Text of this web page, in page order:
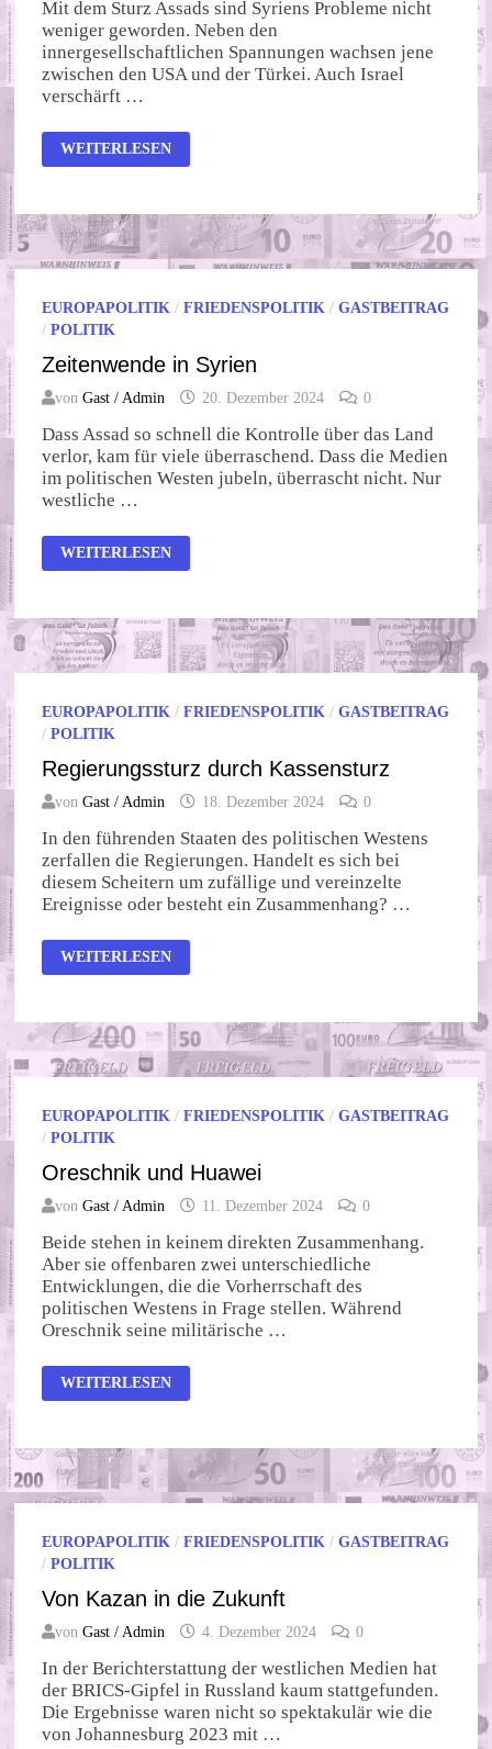
Mit dem Sturz Assads sind Syriens Probleme nicht
weniger geworden. Neben den
innergesellschaftlichen Spannungen wachsen jene
zwischen den USA und der Türkei. Auch Israel
verschärft …
SYRISCHE
MACHTKÄMPFE
WEITERLESEN
EUROPAPOLITIK /FRIEDENSPOLITIK /GASTBEITRAG
/POLITIK
Zeitenwende in Syrien
vonGast / Admin 20. Dezember 2024 0
Dass Assad so schnell die Kontrolle über das Land
verlor, kam für viele überraschend. Dass die Medien
im politischen Westen jubeln, überrascht nicht. Nur
westliche …
ZEITENWENDE
IN
WEITERLESEN
EUROPAPOLITIK /FRIEDENSPOLITIK /GASTBEITRAG
/POLITIK
Regierungssturz durch Kassensturz
vonGast / Admin 18. Dezember 2024 0
In den führenden Staaten des politischen Westens
zerfallen die Regierungen. Handelt es sich bei
diesem Scheitern um zufällige und vereinzelte
Ereignisse oder besteht ein Zusammenhang? …
REGIERUNGSSTURZ
DURCH
WEITERLESEN
EUROPAPOLITIK /FRIEDENSPOLITIK /GASTBEITRAG
/POLITIK
Oreschnik und Huawei
vonGast / Admin 11. Dezember 2024 0
Beide stehen in keinem direkten Zusammenhang.
Aber sie offenbaren zwei unterschiedliche
Entwicklungen, die die Vorherrschaft des
politischen Westens in Frage stellen. Während
Oreschnik seine militärische …
ORESCHNIK
UND
WEITERLESEN
EUROPAPOLITIK /FRIEDENSPOLITIK /GASTBEITRAG
/POLITIK
Von Kazan in die Zukunft
vonGast / Admin 4. Dezember 2024 0
In der Berichterstattung der westlichen Medien hat
der BRICS-Gipfel in Russland kaum stattgefunden.
Die Ergebnisse waren nicht so spektakulär wie die
von Johannesburg 2023 mit …